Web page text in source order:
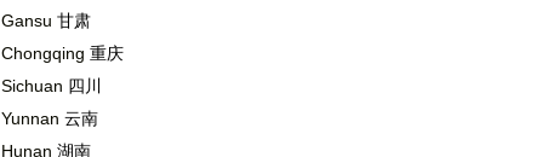
Gansu 甘肃
Chongqing 重庆
Sichuan 四川
Yunnan 云南
Hunan 湖南